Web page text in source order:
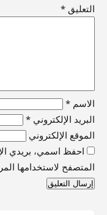
التعليق *
الاسم *
البريد الإلكتروني *
الموقع الإلكتروني
احفظ اسمي، بريدي
المتصفح لاستخدامها